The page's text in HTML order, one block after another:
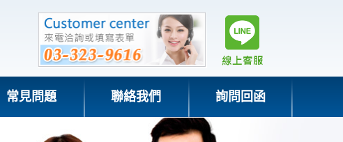
常見問題 聯絡我們 詢問回函